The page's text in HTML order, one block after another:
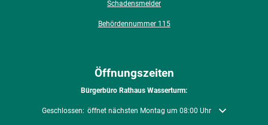
Schadensmelder
Behördennummer 115
Öffnungszeiten
Bürgerbüro Rathaus Wasserturm:
Klicken, um weitere Öffnungs- oder Schließzeiten auszublenden
Geschlossen: öffnet nächsten Montag um 08:00 Uhr